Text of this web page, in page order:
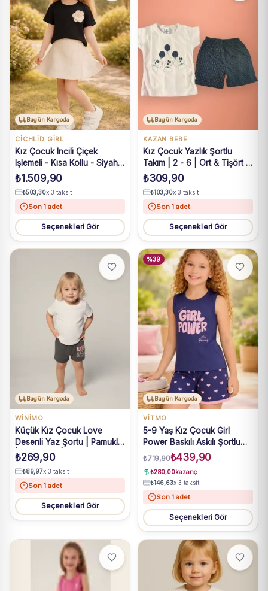
Bugün Kargoda
CİCHLİD GİRL
Kız Çocuk Incili Çiçek
Işlemeli - Kısa Kollu - Siyah
Renk - Tişöerlü - Krem Renk
- Şort Etekli Tk.
₺1.509,90
₺503,30x 3 taksit
Son 1 adet
Seçenekleri Gör
Bugün Kargoda
KAZAN BEBE
Kız Çocuk Yazlık Şortlu
Takım | 2 - 6 | Ort & Tişört |
Pembe & Siyah
₺309,90
₺103,30x 3 taksit
Son 1 adet
Seçenekleri Gör
Bugün Kargoda
WİNİMO
Küçük Kız Çocuk Love
Desenli Yaz Şortu | Pamuklu
| 2 - 10 Yaş | Pembe, Mavi,
Sarı
₺269,90
₺89,97x 3 taksit
Son 1 adet
Seçenekleri Gör
%39
Bugün Kargoda
VİTMO
5-9 Yaş Kız Çocuk Girl
Power Baskılı Askılı Şortlu
Lacivert Pijama Takımı
₺719,90₺439,90
₺280,00kazanç
₺146,63x 3 taksit
Son 1 adet
Seçenekleri Gör